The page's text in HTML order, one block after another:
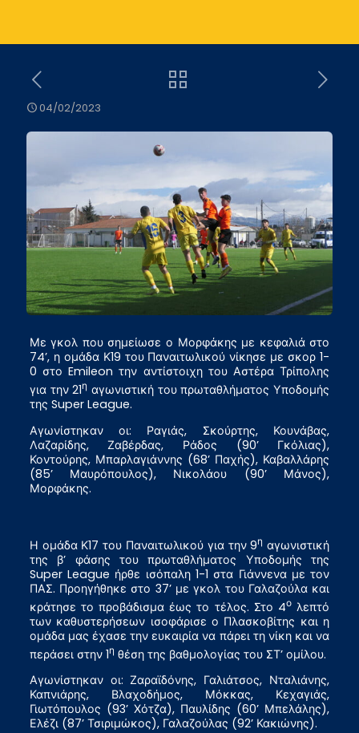
04/02/2023
Με γκολ που σημείωσε ο Μορφάκης με κεφαλιά στο
74’, η ομάδα Κ19 του Παναιτωλικού νίκησε με σκορ 1-
0 στο Emileon την αντίστοιχη του Αστέρα Τρίπολης
για την 21η αγωνιστική του πρωταθλήματος Υποδομής
της Super League.
Αγωνίστηκαν οι: Ραγιάς, Σκούρτης, Κουνάβας,
Λαζαρίδης, Ζαβέρδας, Ράδος (90’ Γκόλιας),
Κοντούρης, Μπαρλαγιάννης (68’ Παχής), Καβαλλάρης
(85’ Μαυρόπουλος), Νικολάου (90’ Μάνος),
Μορφάκης.
Η ομάδα Κ17 του Παναιτωλικού για την 9η αγωνιστική
της β’ φάσης του πρωταθλήματος Υποδομής της
Super League ήρθε ισόπαλη 1-1 στα Γιάννενα με τον
ΠΑΣ. Προηγήθηκε στο 37’ με γκολ του Γαλαζούλα και
κράτησε το προβάδισμα έως το τέλος. Στο 4ο λεπτό
των καθυστερήσεων ισοφάρισε ο Πλασκοβίτης και η
ομάδα μας έχασε την ευκαιρία να πάρει τη νίκη και να
περάσει στην 1η θέση της βαθμολογίας του ΣΤ’ ομίλου.
Αγωνίστηκαν οι: Ζαραϊδόνης, Γαλιάτσος, Νταλιάνης,
Καπνιάρης, Βλαχοδήμος, Μόκκας, Κεχαγιάς,
Γιωτόπουλος (93’ Χότζα), Παυλίδης (60’ Μπελάλης),
Ελέζι (87’ Τσιριμώκος), Γαλαζούλας (92’ Κακιώνης).